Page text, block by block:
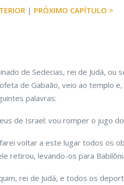
| PRÓXIMO CAPÍTULO >
de Sedecias, rei de Judá, ou
de Gabaão, veio ao templo
palavras:
de Israel: vou romper o jugo
voltar a este lugar todos os
retirou, levando-os para
rei de Judá, e todos os